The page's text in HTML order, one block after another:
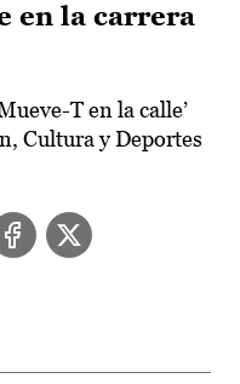
en la carrera
T en la calle’
Cultura y Deportes